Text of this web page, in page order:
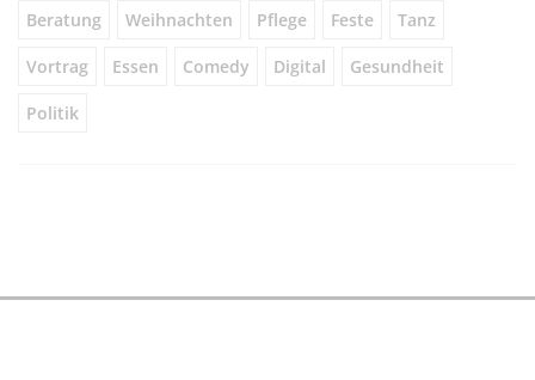
Beratung Weihnachten Pflege Feste Tanz
Vortrag Essen Comedy Digital Gesundheit
Politik